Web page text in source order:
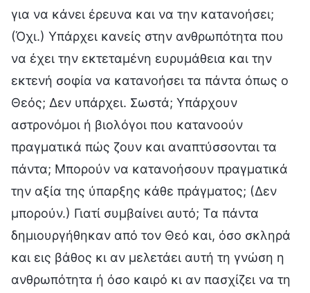
για να κάνει έρευνα και να την κατανοήσει;
(Όχι.) Υπάρχει κανείς στην ανθρωπότητα που
να έχει την εκτεταμένη ευρυμάθεια και την
εκτενή σοφία να κατανοήσει τα πάντα όπως ο
Θεός; Δεν υπάρχει. Σωστά; Υπάρχουν
αστρονόμοι ή βιολόγοι που κατανοούν
πραγματικά πώς ζουν και αναπτύσσονται τα
πάντα; Μπορούν να κατανοήσουν πραγματικά
την αξία της ύπαρξης κάθε πράγματος; (Δεν
μπορούν.) Γιατί συμβαίνει αυτό; Τα πάντα
δημιουργήθηκαν από τον Θεό και, όσο σκληρά
και εις βάθος κι αν μελετάει αυτή τη γνώση η
ανθρωπότητα ή όσο καιρό κι αν πασχίζει να τη